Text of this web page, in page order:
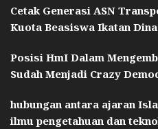
Cetak Generasi ASN
Kuota Beasiswa Ikatan
Posisi HmI Dalam
Sudah Menjadi Crazy
hubungan antara ajaran
ilmu pengetahuan dan